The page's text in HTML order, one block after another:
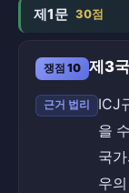
제1문 30점
쟁점 10 제3
근거 법리
ICJ
을
국
우